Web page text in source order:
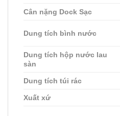
Cân nặng Dock Sạc
Dung tích bình nước
Dung tích hộp nước lau
sàn
Dung tích túi rác
Xuất xứ